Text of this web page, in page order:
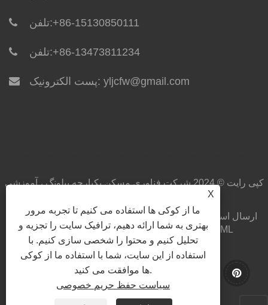
تلفن:+86-15130850111
تلفن:+86-13473811234
پست الکترونیک: yljcfw@gmail.com
کپی رایت © 2024 شرکت فناوری مسکن یکپارچه ییلونگ ، آموزشی
صفحه اصلی درباره ما محصولات اخبار دانلود ارسال استعلام
با ما تماس بگیرید
پیوندها Sitemap RSS
XML
Privacy Policy
X
ما از کوکی ها استفاده می کنیم تا تجربه مرور
بهتری به شما ارائه دهیم، ترافیک سایت را تجزیه و
تحلیل کنیم و محتوا را شخصی سازی کنیم. با
استفاده از این سایت، شما با استفاده ما از کوکی
ها موافقت می کنید.
سیاست حفظ حریم خصوصی